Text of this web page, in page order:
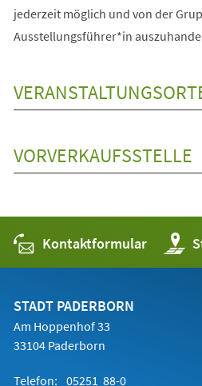
jederzeit möglich und von der
Ausstellungsführer*in
VORVERKAUFSSTELLE
Kontaktformular
in
einem
STADT PADERBORN
Am Hoppenhof 33
33104 Paderborn
Telefon: 05251 88-0